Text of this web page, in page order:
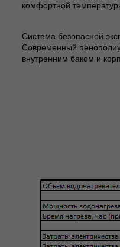
комфортной
Система безопасной
Современный
внутренним баком и